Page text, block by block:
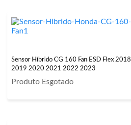
Sensor Híbrido CG 160 Fan ESD Flex 2018
2019 2020 2021 2022 2023
Produto Esgotado